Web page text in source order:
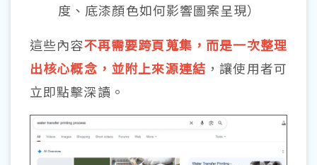
度、底漆顏色如何影響圖案呈現）
這些內容不再需要跨頁蒐集，而是一次整理
出核心概念，並附上來源連結 ，讓使用者可
立即點擊深讀。